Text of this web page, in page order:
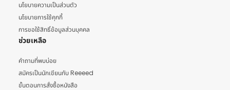
นโยบายความเป็นส่วนตัว
นโยบายการใช้คุกกี้
การขอใช้สิทธิ์ข้อมูลส่วนบุคคล
ช่วยเหลือ
คำถามที่พบบ่อย
สมัครเป็นนักเขียนกับ Reeeed
ขั้นตอนการสั่งซื้อหนังสือ